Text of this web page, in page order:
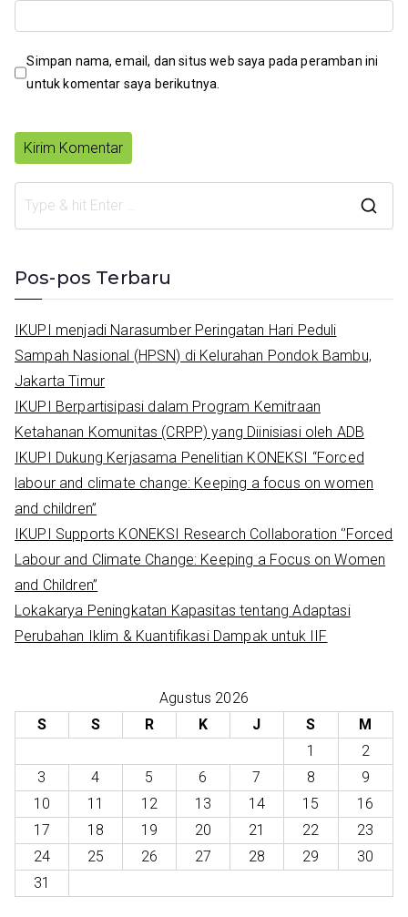
Simpan nama, email, dan situs web saya pada peramban ini
untuk komentar saya berikutnya.
Pos-pos Terbaru
IKUPI menjadi Narasumber Peringatan Hari Peduli
Sampah Nasional (HPSN) di Kelurahan Pondok Bambu,
Jakarta Timur
IKUPI Berpartisipasi dalam Program Kemitraan
Ketahanan Komunitas (CRPP) yang Diinisiasi oleh ADB
IKUPI Dukung Kerjasama Penelitian KONEKSI “Forced
labour and climate change: Keeping a focus on women
and children”
IKUPI Supports KONEKSI Research Collaboration ‘’Forced
Labour and Climate Change: Keeping a Focus on Women
and Children’’
Lokakarya Peningkatan Kapasitas tentang Adaptasi
Perubahan Iklim & Kuantifikasi Dampak untuk IIF
Agustus 2026
S
S R K J S
M
1
2
3
4 5 6 7 8
9
10
11 12 13 14 15
16
17
18 19 20 21 22
23
24
25 26 27 28 29
30
31